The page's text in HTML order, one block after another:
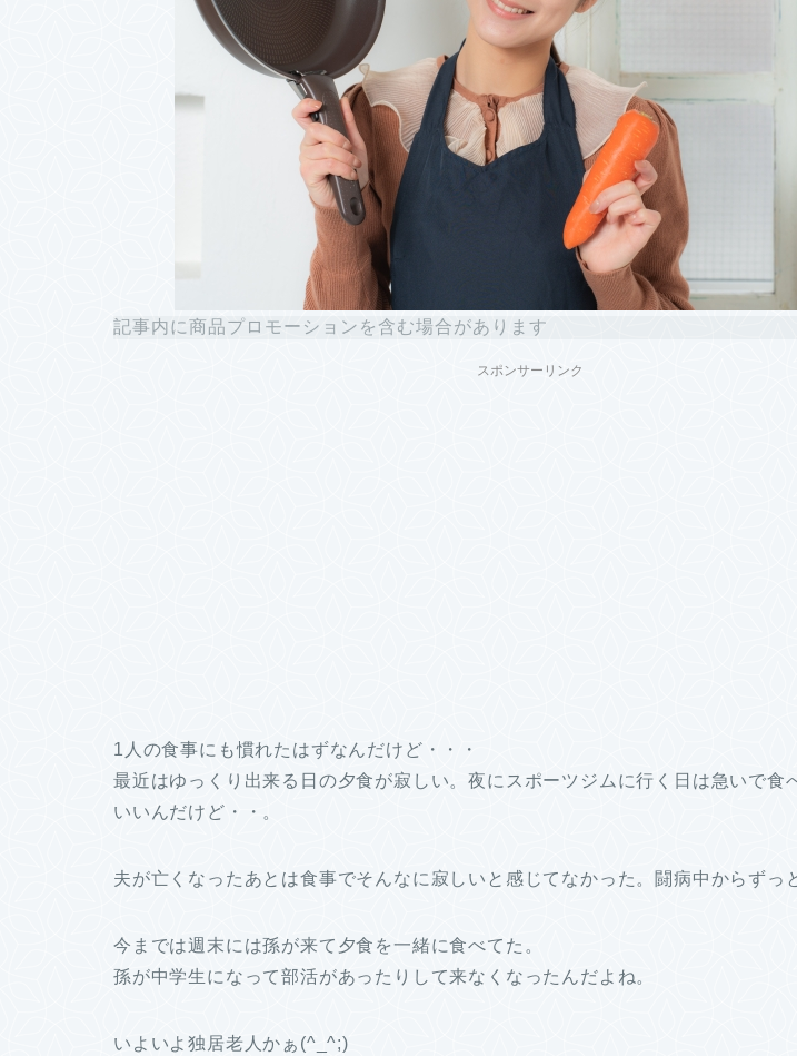
記事内に商品プロモーションを含む場合があります
スポンサーリンク
1人の食事にも慣れたはずなんだけど・・・
最近はゆっくり出来る日の夕食が寂しい。夜にスポーツジムに行く日は急いで食
いいんだけど・・。
夫が亡くなったあとは食事でそんなに寂しいと感じてなかった。闘病中からずっ
今までは週末には孫が来て夕食を一緒に食べてた。
孫が中学生になって部活があったりして来なくなったんだよね。
いよいよ独居老人かぁ(^_^;)